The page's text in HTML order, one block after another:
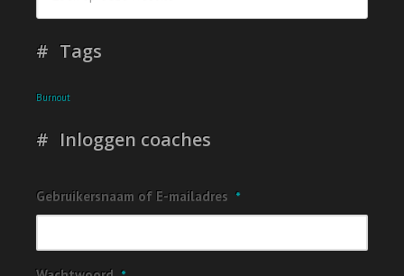
Tags
Burnout
Inloggen coaches
Gebruikersnaam of E-mailadres *